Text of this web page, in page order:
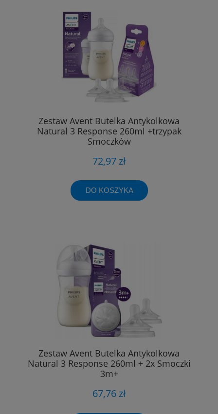
Zestaw Avent Butelka Antykolkowa
Natural 3 Response 260ml +trzypak
Smoczków
72,97 zł
DO KOSZYKA
Zestaw Avent Butelka Antykolkowa
Natural 3 Response 260ml + 2x Smoczki
3m+
67,76 zł